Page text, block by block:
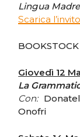
Lingua Madre
Scarica l’invito
Giovedì 12
La
Con:
Onofri